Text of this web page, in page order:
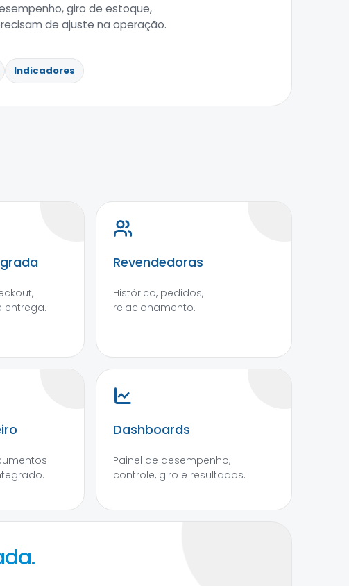
giro de estoque,
de ajuste na operação.
Indicadores
entrega.
Revendedoras
Histórico, pedidos,
relacionamento.
Dashboards
Painel de desempenho,
controle, giro e resultados.